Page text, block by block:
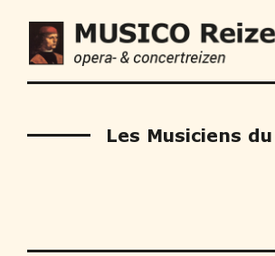
Les Musiciens